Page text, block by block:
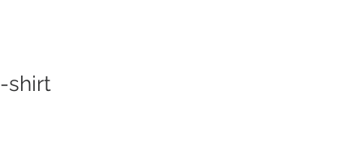
shirt